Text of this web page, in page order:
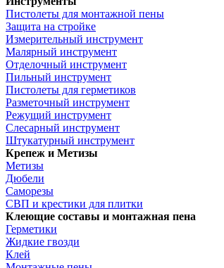
Пистолеты для монтажной пены
Защита на стройке
Измерительный инструмент
Малярный инструмент
Отделочный инструмент
Пильный инструмент
Пистолеты для герметиков
Разметочный инструмент
Режущий инструмент
Слесарный инструмент
Штукатурный инструмент
Крепеж и Метизы
Метизы
Дюбели
Саморезы
СВП и крестики для плитки
Клеющие составы и монтажная пена
Герметики
Жидкие гвозди
Клей